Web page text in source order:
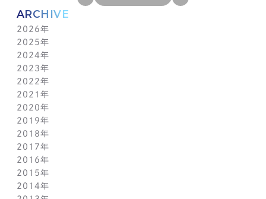
ARCHIVE
2026年
7月(1)
6月(1)
5月(1)
4月(1)
3月(1)
2月(1)
1月(1)
2025年
12月(1)
11月(1)
10月(1)
9月(1)
8月(1)
7月(1)
6月(1)
5月(1)
4月(1)
3月(1)
2月(1)
2024年
11月(1)
10月(1)
9月(1)
8月(1)
7月(1)
6月(1)
5月(1)
4月(1)
3月(1)
2月(1)
2023年
11月(1)
10月(1)
9月(1)
8月(1)
7月(1)
6月(1)
5月(1)
4月(1)
3月(1)
2022年
11月(1)
10月(1)
9月(1)
8月(1)
7月(1)
6月(1)
5月(1)
4月(1)
2021年
11月(1)
10月(1)
9月(1)
8月(1)
7月(1)
6月(1)
5月(1)
2020年
11月(2)
9月(2)
7月(1)
6月(2)
5月(2)
4月(3)
2019年
12月(2)
10月(1)
9月(2)
7月(1)
6月(2)
2018年
12月(1)
11月(1)
10月(1)
9月(2)
2017年
12月(1)
11月(1)
10月(1)
2016年
12月(1)
11月(1)
2015年
12月(1)
2014年